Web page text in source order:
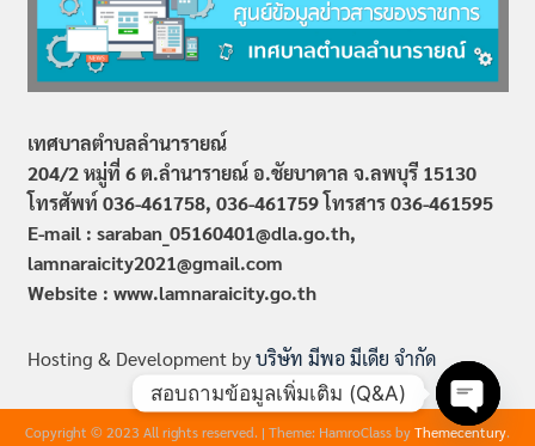
เทศบาลตำบลลำนารายณ์
204/2 หมู่ที่ 6 ต.ลำนารายณ์ อ.ชัยบาดาล จ.ลพบุรี 15130
โทรศัพท์ 036-461758, 036-461759โทรสาร 036-461595
E-mail : saraban_05160401@dla.go.th,
lamnaraicity2021@gmail.com
Website : www.lamnaraicity.go.th
Hosting & Development byบริษัท มีพอ มีเดีย จำกัด
Copyright © 2023 All rights reserved. | Theme: HamroClass byThemecentury.
สอบถามข้อมูลเพิ่มเติม (Q&A)
Open